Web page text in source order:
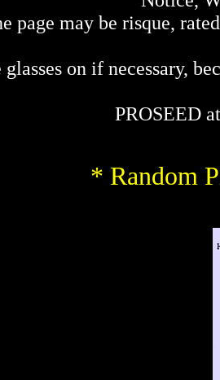
page may be risque,
on if necessary,
PROSEED
* Random